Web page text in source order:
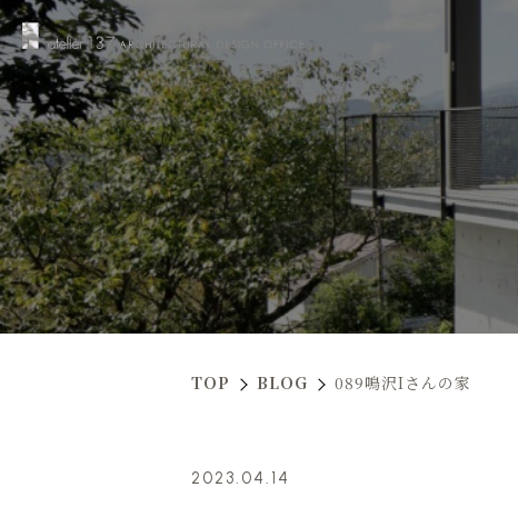
TOP BLOG 089鳴沢Iさんの家
2023.04.14